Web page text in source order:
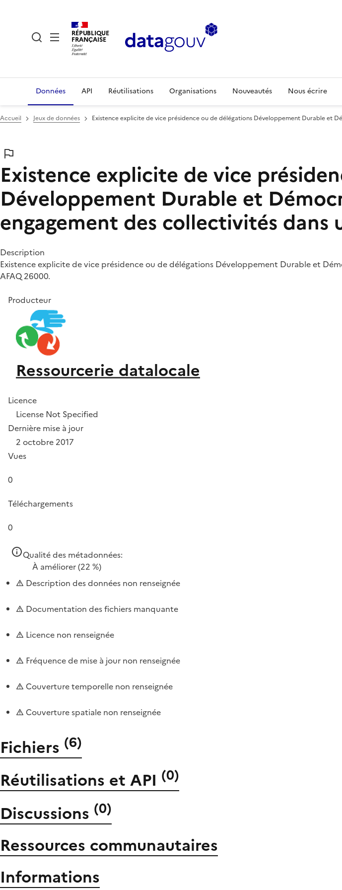
RÉPUBLIQUE
FRANÇAISE
Données API Réutilisations Organisations Nouveautés Nous écrire
Accueil Jeux de données Existence explicite de vice présidence ou de délégations Développement Durable et
Existence explicite de vice
Développement Durable et
engagement des collectivités dans
Description
Existence explicite de vice présidence ou de délégations Développement Durable et
AFAQ 26000.
Producteur
Ressourcerie datalocale
Licence
License Not Specified
Dernière mise à jour
2 octobre 2017
Vues
0
Téléchargements
0
Qualité des métadonnées:
À améliorer(22 %)
Description des données non renseignée
Documentation des fichiers manquante
Licence non renseignée
Fréquence de mise à jour non renseignée
Couverture temporelle non renseignée
Couverture spatiale non renseignée
Fichiers (6)
Réutilisations et API (0)
Discussions (0)
Ressources communautaires
Informations